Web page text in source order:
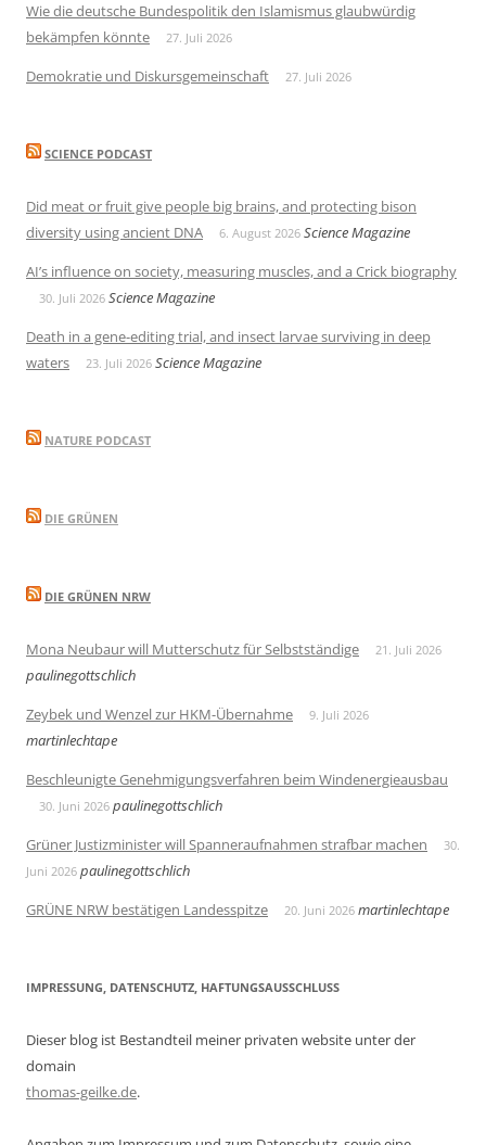
Wie die deutsche Bundespolitik den Islamismus glaubwürdig
bekämpfen könnte
27. Juli 2026
Demokratie und Diskursgemeinschaft 27. Juli 2026
SCIENCE PODCAST
Did meat or fruit give people big brains, and protecting bison
diversity using ancient DNA
6. August 2026 Science Magazine
AI’s influence on society, measuring muscles, and a Crick biography
30. Juli 2026 Science Magazine
Death in a gene-editing trial, and insect larvae surviving in deep
waters
23. Juli 2026 Science Magazine
NATURE PODCAST
DIE GRÜNEN
DIE GRÜNEN NRW
Mona Neubaur will Mutterschutz für Selbstständige 21. Juli 2026
paulinegottschlich
Zeybek und Wenzel zur HKM-Übernahme
9. Juli 2026
martinlechtape
Beschleunigte Genehmigungsverfahren beim Windenergieausbau
30. Juni 2026 paulinegottschlich
Grüner Justizminister will Spanneraufnahmen strafbar machen
30.
Juni 2026 paulinegottschlich
GRÜNE NRW bestätigen Landesspitze
20. Juni 2026 martinlechtape
IMPRESSUNG, DATENSCHUTZ, HAFTUNGSAUSSCHLUSS
Dieser blog ist Bestandteil meiner privaten website unter der
domain
thomas-geilke.de.